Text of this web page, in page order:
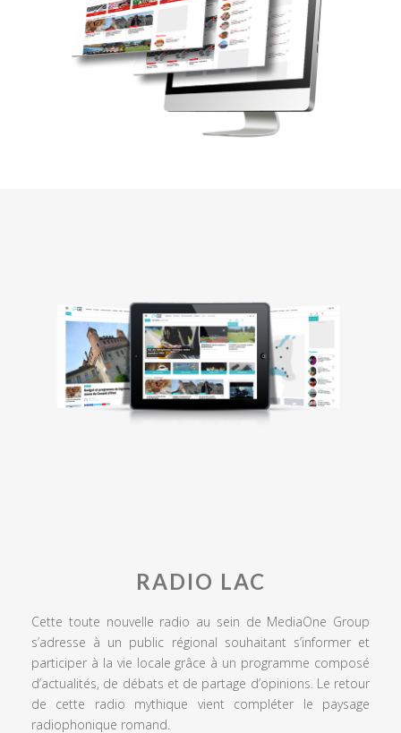
RADIO LAC
Cette toute nouvelle radio au sein de MediaOne Group
s’adresse à un public régional souhaitant s’informer et
participer à la vie locale grâce à un programme composé
d’actualités, de débats et de partage d’opinions. Le retour
de cette radio mythique vient compléter le paysage
radiophonique romand.